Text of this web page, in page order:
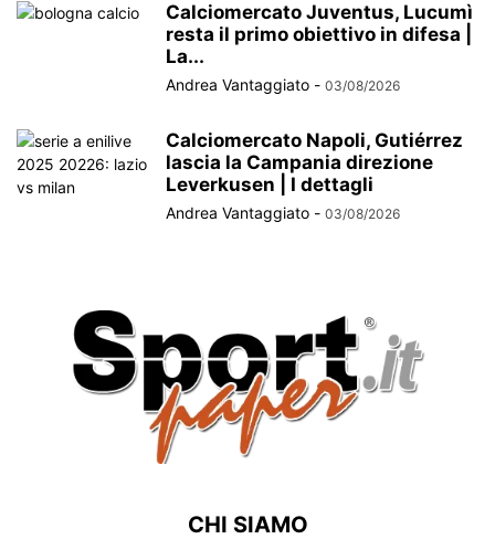
Calciomercato Juventus, Lucumì
resta il primo obiettivo in difesa |
La...
Andrea Vantaggiato - 03/08/2026
Calciomercato Napoli, Gutiérrez
lascia la Campania direzione
Leverkusen | I dettagli
Andrea Vantaggiato - 03/08/2026
CHI SIAMO